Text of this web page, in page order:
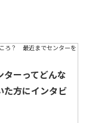
ターってどんな
方にインタビ